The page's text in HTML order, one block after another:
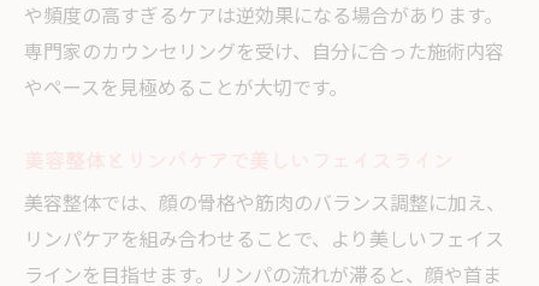
や頻度の高すぎるケアは逆効果になる場合があります。
専門家のカウンセリングを受け、自分に合った施術内容
やペースを見極めることが大切です。
美容整体では、顔の骨格や筋肉のバランス調整に加え、
リンパケアを組み合わせることで、より美しいフェイス
ラインを目指せます。リンパの流れが滞ると、顔や首ま